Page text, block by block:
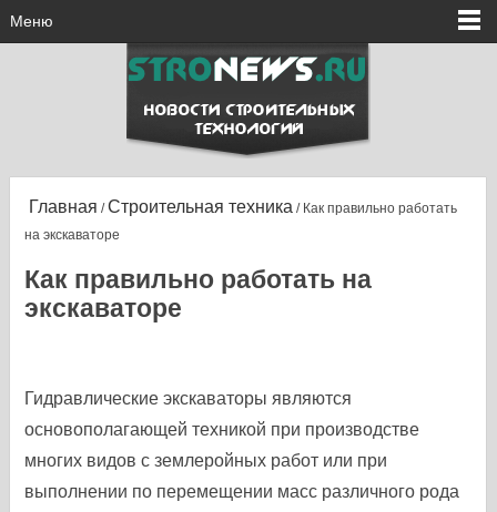
Меню
Главная /Строительная техника / Как правильно работать
на экскаваторе
Как правильно работать на
экскаваторе
Гидравлические экскаваторы являются
основополагающей техникой при производстве
многих видов с землеройных работ или при
выполнении по перемещении масс различного рода